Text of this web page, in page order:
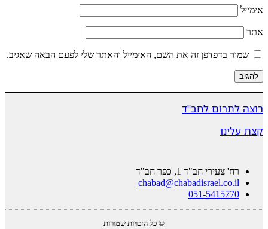
אימייל
אתר
שמור בדפדפן זה את השם, האימייל והאתר שלי לפעם הבאה שאגיב.
רוצה לתרום לחב"ד
קצת עלינו
רח' צעירי חב"ד 1, כפר חב"ד
chabad@chabadisrael.co.il
051-5415770
© כל הזכויות שמורות